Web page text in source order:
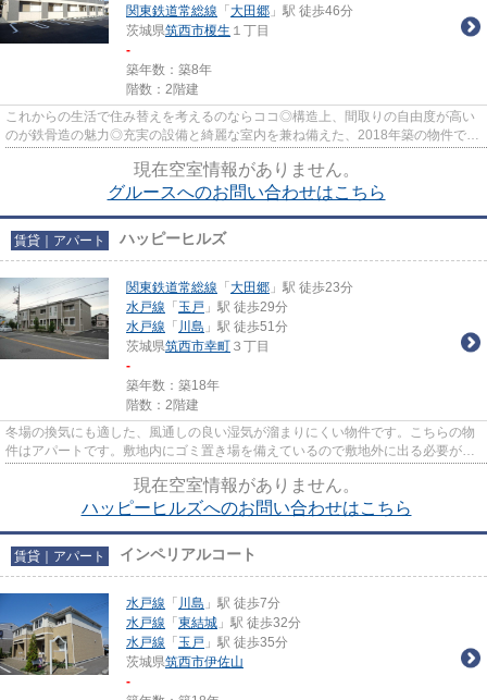
関東鉄道常総線 「 大田郷 」駅 徒歩46分
茨城県筑西市榎生 １丁目
-
築年数：築8年
階数：2階建
これからの生活で住み替えを考えるのならココ◎構造上、間取りの自由度が高い
のが鉄骨造の魅力◎充実の設備と綺麗な室内を兼ね備えた、2018年築の物件です
現在空室情報がありません。
グルースへのお問い合わせはこちら
賃貸｜アパート ハッピーヒルズ
関東鉄道常総線 「 大田郷 」駅 徒歩23分
水戸線 「 玉戸 」駅 徒歩29分
水戸線 「 川島 」駅 徒歩51分
茨城県筑西市幸町 ３丁目
-
築年数：築18年
階数：2階建
冬場の換気にも適した、風通しの良い湿気が溜まりにくい物件です。こちらの物
件はアパートです。敷地内にゴミ置き場を備えているので敷地外に出る必要が無
現在空室情報がありません。
ハッピーヒルズへのお問い合わせはこちら
賃貸｜アパート インペリアルコート
水戸線 「 川島 」駅 徒歩7分
水戸線 「 東結城 」駅 徒歩32分
水戸線 「 玉戸 」駅 徒歩35分
茨城県筑西市伊佐山
-